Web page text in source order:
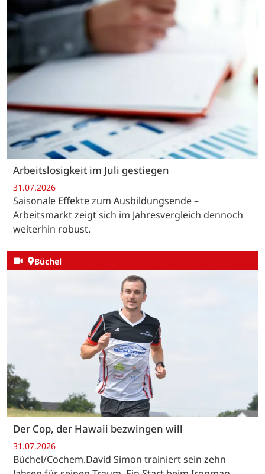
Arbeitslosigkeit im Juli gestiegen
31.07.2026
Saisonale Effekte zum Ausbildungsende –
Arbeitsmarkt zeigt sich im Jahresvergleich dennoch
weiterhin robust.
Büchel
Der Cop, der Hawaii bezwingen will
31.07.2026
Büchel/Cochem.David Simon trainiert sein zehn